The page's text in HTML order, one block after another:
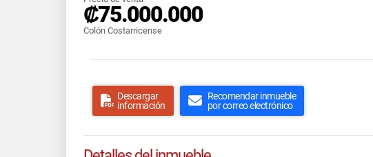
₡75.000.000
Colón Costarricense
Descargar
información
Recomendar inmueble
por correo electrónico